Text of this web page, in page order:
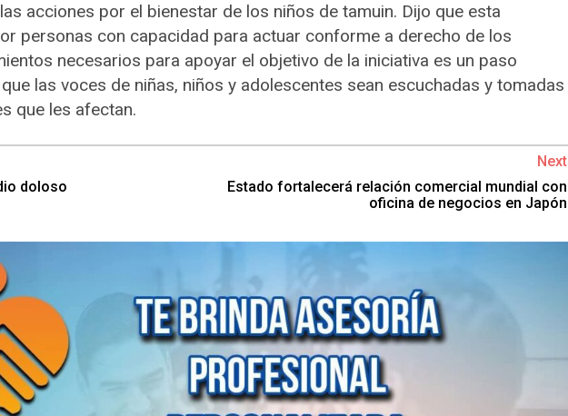
acciones por el bienestar de los niños de tamuin. Dijo que esta
personas con capacidad para actuar conforme a derecho de los
necesarios para apoyar el objetivo de la iniciativa es un paso
las voces de niñas, niños y adolescentes sean escuchadas y tomadas
que les afectan.
doloso
Next
Estado fortalecerá relación comercial mundial con
oficina de negocios en Japón